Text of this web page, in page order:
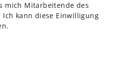
mich Mitarbeitende des
kann diese Einwilligung